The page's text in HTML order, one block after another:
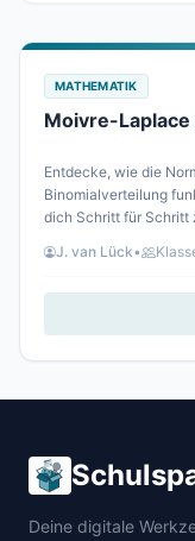
MATHEMATIK
Moivre-
Entdecke, wie die
Binomialverteilung
dich Schritt für
J. van Lück•
Deine digitale